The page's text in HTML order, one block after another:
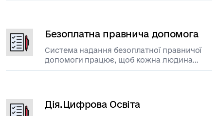
Безоплатна правнича допомога
Система надання безоплатної правничої
допомоги працює, щоб кожна людина
могла скористатися своїми правами та
Дія.Цифрова Освіта